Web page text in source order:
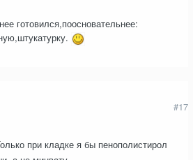
готовился,поосновательнее:
#17
при кладке я бы пенополистирол